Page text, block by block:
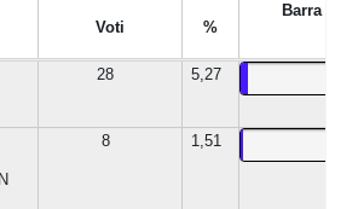
Voti %
Barra %
28 5,27
8 1,51